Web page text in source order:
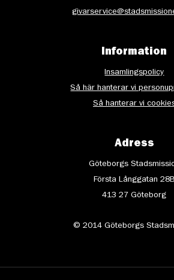
Information
Insamlingspolicy
Så här hanterar vi
Så hanterar vi
Adress
Göteborgs
Första Långgatan 28B
413 27 Göteborg
© 2014 Göteborgs